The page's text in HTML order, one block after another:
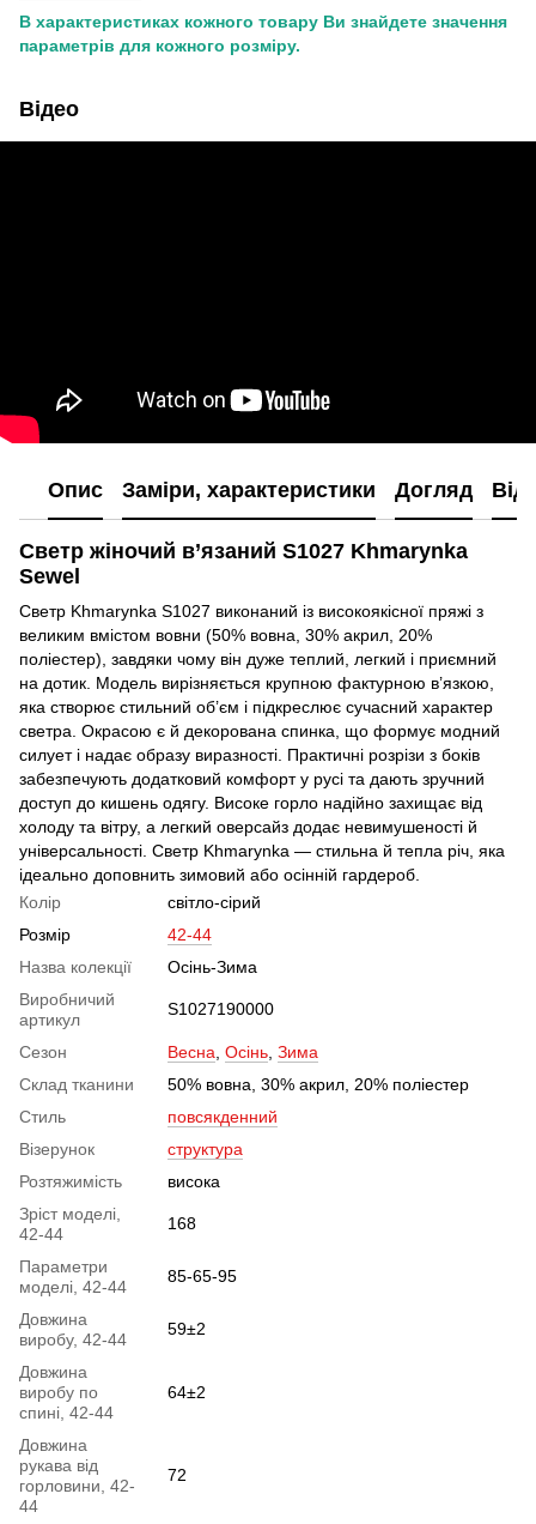
В характеристиках кожного товару Ви знайдете значення
параметрів для кожного розміру.
Відео
Опис Заміри, характеристики Догляд
Светр жіночий в’язаний S1027 Khmarynka
Sewel
Светр Khmarynka S1027 виконаний із високоякісної пряжі з
великим вмістом вовни (50% вовна, 30% акрил, 20%
поліестер), завдяки чому він дуже теплий, легкий і приємний
на дотик. Модель вирізняється крупною фактурною в’язкою,
яка створює стильний об’єм і підкреслює сучасний характер
светра. Окрасою є й декорована спинка, що формує модний
силует і надає образу виразності. Практичні розрізи з боків
забезпечують додатковий комфорт у русі та дають зручний
доступ до кишень одягу. Високе горло надійно захищає від
холоду та вітру, а легкий оверсайз додає невимушеності й
універсальності. Светр Khmarynka — стильна й тепла річ, яка
ідеально доповнить зимовий або осінній гардероб.
Колір
світло-сірий
Розмір
42-44
Назва колекції
Осінь-Зима
Виробничий
артикул
S1027190000
Сезон Весна Осінь Зима
Склад тканини
50% вовна, 30% акрил, 20% поліестер
Стиль
повсякденний
Візерунок
структура
Розтяжимість
висока
Зріст моделі,
42-44
168
Параметри
моделі, 42-44
85-65-95
Довжина
виробу, 42-44
59±2
Довжина
виробу по
спині, 42-44
64±2
Довжина
рукава від
горловини, 42-
44
72